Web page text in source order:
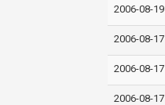
2006-08-19
2006-08-17
2006-08-17
2006-08-17